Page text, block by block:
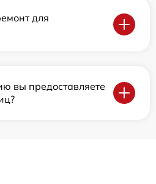
для
вы предоставляете